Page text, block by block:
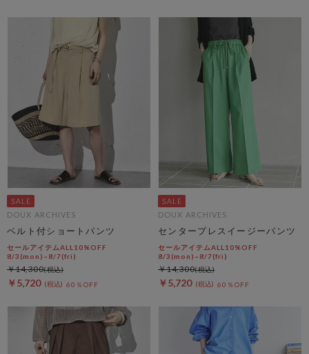
DOUX ARCHIVES
ベルト付ショートパンツ
セールアイテムALL10%OFF
8/3(mon)~8/7(fri)
￥5,720 60％OFF
￥14,300
DOUX ARCHIVES
センタープレスイージーパンツ
セールアイテムALL10%OFF
8/3(mon)~8/7(fri)
￥5,720 60％OFF
￥14,300